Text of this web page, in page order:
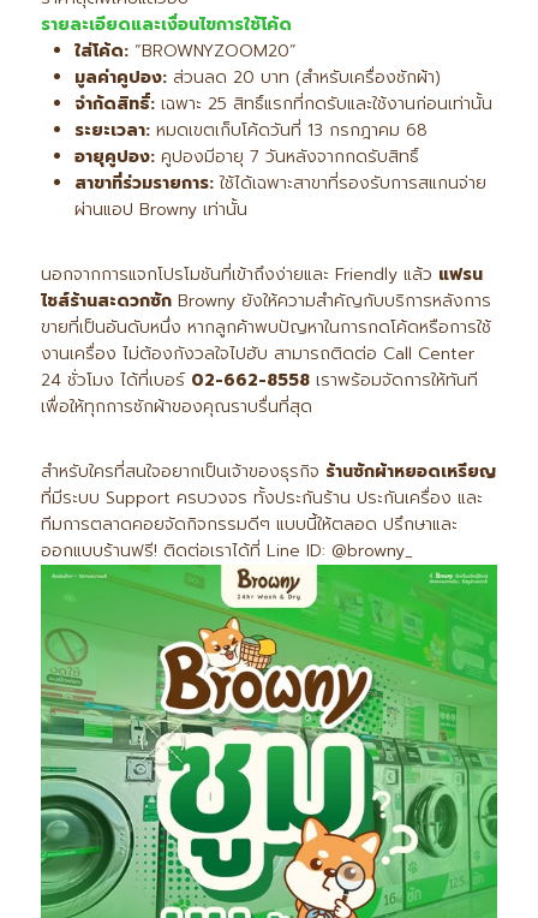
รายละเอียดและเงื่อนไขการใช้โค้ด
ใส่โค้ด: “BROWNYZOOM20”
มูลค่าคูปอง: ส่วนลด 20 บาท (สำหรับเครื่องซักผ้า)
จำกัดสิทธิ์: เฉพาะ 25 สิทธิ์แรกที่กดรับและใช้งานก่อนเท่านั้น
ระยะเวลา: หมดเขตเก็บโค้ดวันที่ 13 กรกฎาคม 68
อายุคูปอง: คูปองมีอายุ 7 วันหลังจากกดรับสิทธิ์
สาขาที่ร่วมรายการ:ใช้ได้เฉพาะสาขาที่รองรับการสแกนจ่าย
ผ่านแอป Browny เท่านั้น
นอกจากการแจกโปรโมชันที่เข้าถึงง่ายและ Friendly แล้ว แฟรน
ไชส์ร้านสะดวกซัก Browny ยังให้ความสำคัญกับบริการหลังการ
ขายที่เป็นอันดับหนึ่ง หากลูกค้าพบปัญหาในการกดโค้ดหรือการใช้
งานเครื่อง ไม่ต้องกังวลใจไปฮับ สามารถติดต่อ Call Center
24 ชั่วโมง ได้ที่เบอร์ 02-662-8558 เราพร้อมจัดการให้ทันที
เพื่อให้ทุกการซักผ้าของคุณราบรื่นที่สุด
สำหรับใครที่สนใจอยากเป็นเจ้าของธุรกิจ ร้านซักผ้าหยอดเหรียญ
ที่มีระบบ Support ครบวงจร ทั้งประกันร้าน ประกันเครื่อง และ
ทีมการตลาดคอยจัดกิจกรรมดีๆ แบบนี้ให้ตลอด ปรึกษาและ
ออกแบบร้านฟรี! ติดต่อเราได้ที่ Line ID: @browny_